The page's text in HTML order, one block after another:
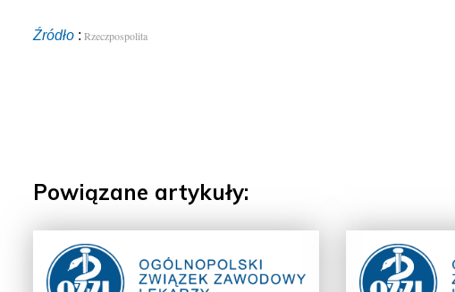
Źródło : Rzeczpospolita
Powiązane artykuły: